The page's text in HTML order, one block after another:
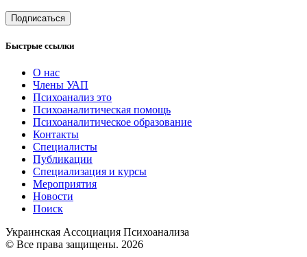
Подписаться
Быстрые ссылки
О нас
Члены УАП
Психоанализ это
Психоаналитическая помощь
Психоаналитическое образование
Контакты
Специалисты
Публикации
Специализация и курсы
Мероприятия
Новости
Поиск
Украинская Ассоциация Психоанализа
© Все права защищены. 2026